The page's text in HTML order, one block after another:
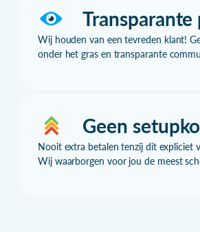
Wij houden van een tevreden klant!
onder het gras en transparante
Geen
Nooit extra betalen tenzij dit expliciet
Wij waarborgen voor jou de meest